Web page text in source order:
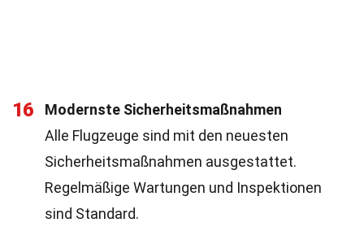
16
Modernste Sicherheitsmaßnahmen
Alle Flugzeuge sind mit den neuesten
Sicherheitsmaßnahmen ausgestattet.
Regelmäßige Wartungen und Inspektionen
sind Standard.